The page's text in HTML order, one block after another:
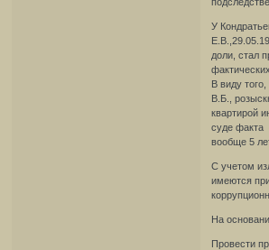
У
доли, стал
В виду
В.Б.,
квартирой
суде факта
вообще 5
С учетом
имеются
На
Провести